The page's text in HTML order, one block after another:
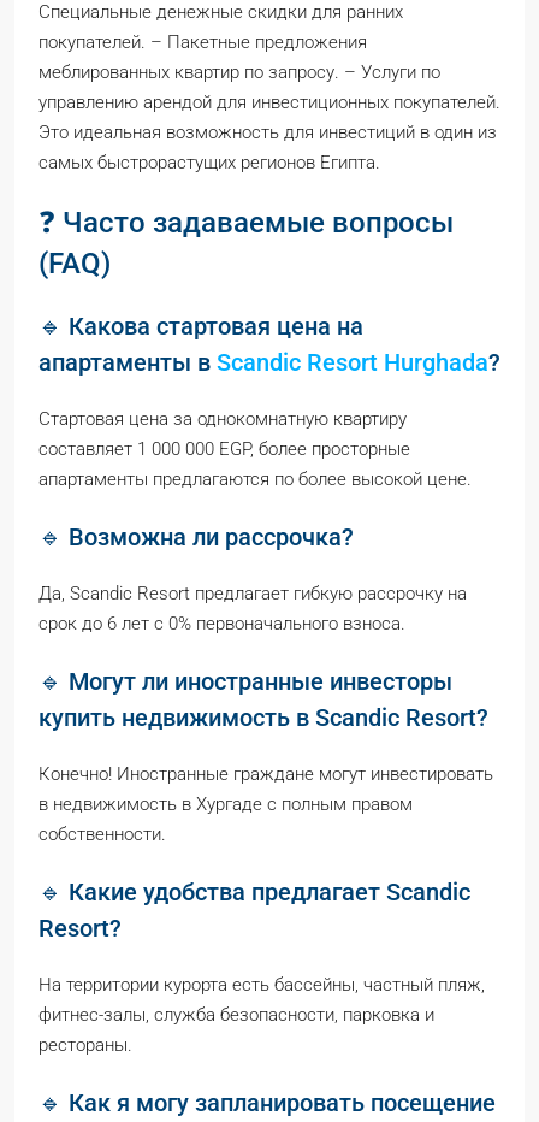
Специальные денежные скидки для ранних
покупателей. – Пакетные предложения
меблированных квартир по запросу. – Услуги по
управлению арендой для инвестиционных покупателей.
Это идеальная возможность для инвестиций в один из
самых быстрорастущих регионов Египта.
❓ Часто задаваемые вопросы
(FAQ)
🔹 Какова стартовая цена на
апартаменты в Scandic Resort Hurghada?
Стартовая цена за однокомнатную квартиру
составляет 1 000 000 EGP, более просторные
апартаменты предлагаются по более высокой цене.
🔹 Возможна ли рассрочка?
Да, Scandic Resort предлагает гибкую рассрочку на
срок до 6 лет с 0% первоначального взноса.
🔹 Могут ли иностранные инвесторы
купить недвижимость в Scandic Resort?
Конечно! Иностранные граждане могут инвестировать
в недвижимость в Хургаде с полным правом
собственности.
🔹 Какие удобства предлагает Scandic
Resort?
На территории курорта есть бассейны, частный пляж,
фитнес-залы, служба безопасности, парковка и
рестораны.
🔹 Как я могу запланировать посещение